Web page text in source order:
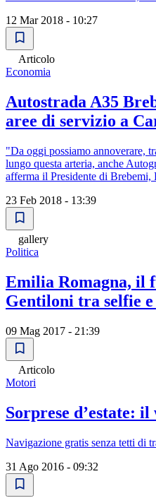
12 Mar 2018 - 10:27
Articolo
Economia
Autostrada A35
aree di servizio a
"Da oggi possiamo annoverare,
lungo questa arteria, anche
afferma il Presidente di Brebemi,
23 Feb 2018 - 13:39
gallery
Politica
Emilia Romagna, il
Gentiloni tra selfie
09 Mag 2017 - 21:39
Articolo
Motori
Sorprese dʼestate:
Navigazione gratis senza tetti di
31 Ago 2016 - 09:32